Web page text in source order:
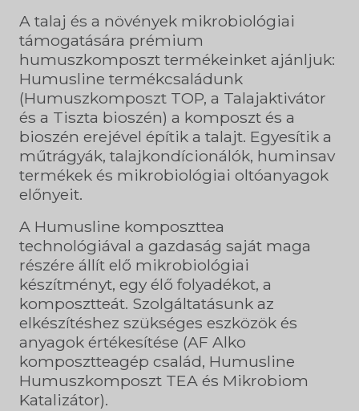
A talaj és a növények mikrobiológiai
támogatására prémium
humuszkomposzt termékeinket ajánljuk:
Humusline termékcsaládunk
(Humuszkomposzt TOP, a Talajaktivátor
és a Tiszta bioszén) a komposzt és a
bioszén erejével építik a talajt. Egyesítik a
műtrágyák, talajkondícionálók, huminsav
termékek és mikrobiológiai oltóanyagok
előnyeit.
A Humusline komposzttea
technológiával a gazdaság saját maga
részére állít elő mikrobiológiai
készítményt, egy élő folyadékot, a
komposztteát. Szolgáltatásunk az
elkészítéshez szükséges eszközök és
anyagok értékesítése (AF Alko
komposztteagép család, Humusline
Humuszkomposzt TEA és Mikrobiom
Katalizátor).